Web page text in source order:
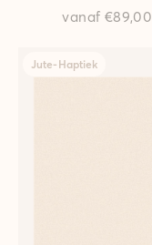
vanaf €89,00
Jute-Haptiek